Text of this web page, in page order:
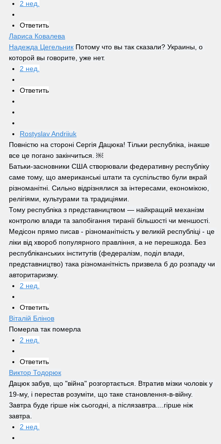
2 нед.
Ответить
Лариса Ковалева
Надежда Цегельник Потому что вы так сказали? Украины, о
которой вы говорите, уже нет.
2 нед.
Ответить
Rostyslav Andriiuk
Повністю на стороні Сергія Дацюка! Тільки республіка, інакше
все це погано закінчиться. ￼
Батьки-засновники США створювали федеративну республіку
саме тому, що американські штати та суспільство були вкрай
різноманітні. Сильно відрізнялися за інтересами, економікою,
релігіями, культурами та традиціями.
Тому республіка з представництвом — найкращий механізм
контролю влади та запобігання тиранії більшості чи меншості.
Медісон прямо писав - різноманітність у великій республіці - це
ліки від хвороб популярного правління, а не перешкода. Без
республіканських інститутів (федералізм, поділ влади,
представництво) така різноманітність призвела б до розпаду чи
авторитаризму.
2 нед.
Ответить
Віталій Блінов
Померла так померла
2 нед.
Ответить
Виктор Тодорюк
Дацюк забув, що "війна" розгортається. Втратив мізки чоловік у
19-му, і перестав розуміти, що таке становлення-в-війну.
Завтра буде гірше ніж сьогодні, а післязавтра....гірше ніж
завтра.
2 нед.